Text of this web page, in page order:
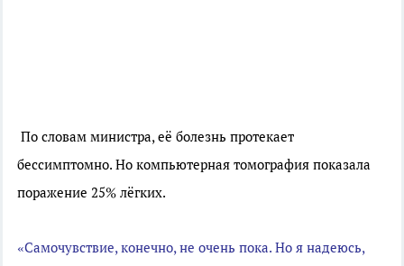
По словам министра, её болезнь протекает
бессимптомно. Но компьютерная томография показала
поражение 25% лёгких.
«Самочувствие, конечно, не очень пока. Но я надеюсь,